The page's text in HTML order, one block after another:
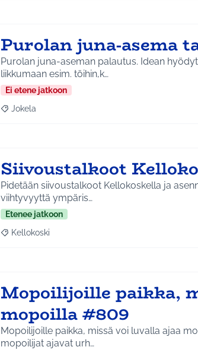
Purolan juna-asema
Purolan juna-aseman palautus. Idean hyödyt: Monet pääsisivät helpommin
liikkumaan esim. töihin,k…
Ei etene jatkoon
Rajaa tulokset aihepiirin mukaan: Jokela
Jokela
Siivoustalkoot
Pidetään siivoustalkoot Kellokoskella ja
viihtyvyyttä ympäris…
Etenee jatkoon
Rajaa tulokset aihepiirin mukaan: Kellokoski
Kellokoski
Mopoilijoille paikka,
mopoilla #809
Mopoilijoille paikka, missä voi luvalla ajaa
mopoilijat ajavat urh…